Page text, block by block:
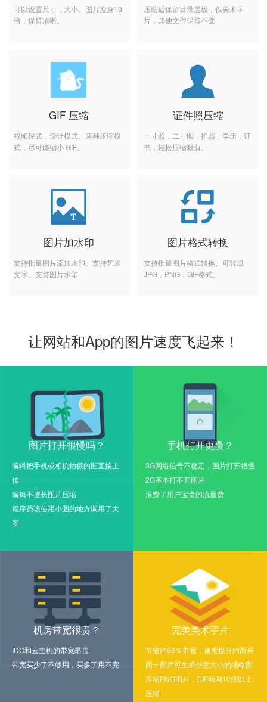
可以设置尺寸，大小。图片瘦身10
倍，保持清晰。
压缩后保留目录层级，仅美术字
片，其他文件保持不变
GIF 压缩
视频模式，设计模式。两种压缩模
式，尽可能缩小 GIF。
证件照压缩
一寸照，二寸照，护照，学历，证
书，轻松压缩裁剪。
图片加水印
支持批量图片添加水印。支持艺术
文字。支持图片水印。
图片格式转换
支持批量图片格式转换。可转成
JPG，PNG，GIF格式。
让网站和App的图片速度飞起来！
图片打开很慢吗？
编辑把手机或相机拍摄的图直接上
传
编辑不擅长图片压缩
程序员该使用小图的地方调用了大
图
手机打开更慢？
3G网络信号不稳定，图片打开很慢
2G基本打不开图片
浪费了用户宝贵的流量费
机房带宽很贵？
IDC和云主机的带宽昂贵
带宽买少了不够用，买多了用不完
完美美术字片
节省约50％带宽，速度提升约两倍
同一图片可生成任意大小的缩略图
压缩PNG图片，GIF动画10倍以上
压缩